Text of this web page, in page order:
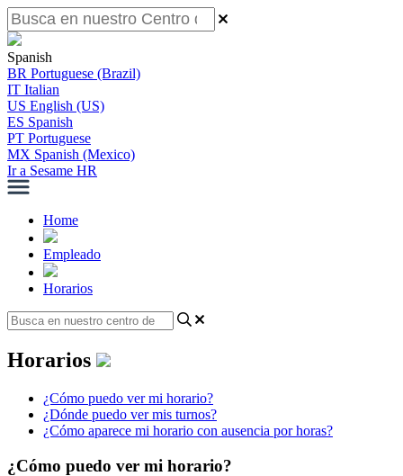
Spanish
BR Portuguese (Brazil)
IT Italian
US English (US)
ES Spanish
PT Portuguese
MX Spanish (Mexico)
Ir a Sesame HR
Home
Empleado
Horarios
Horarios
¿Cómo puedo ver mi horario?
¿Dónde puedo ver mis turnos?
¿Cómo aparece mi horario con ausencia por horas?
¿Cómo puedo ver mi horario?